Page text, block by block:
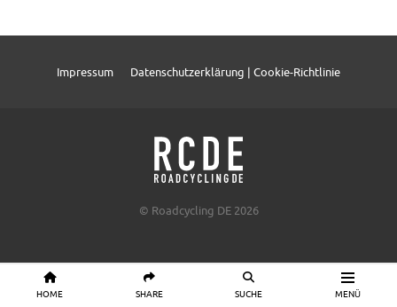
HOME SHARE SUCHE MENÜ
Impressum Datenschutzerklärung | Cookie-Richtlinie
© Roadcycling DE 2026